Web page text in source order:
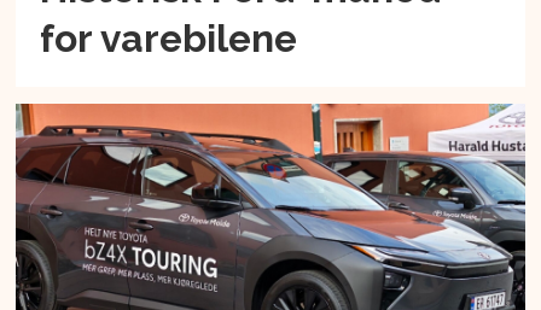
for varebilene